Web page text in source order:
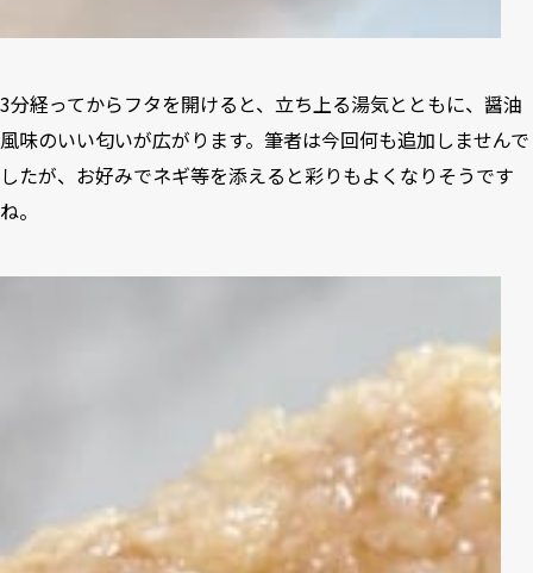
3分経ってからフタを開けると、立ち上る湯気とともに、醤油
風味のいい匂いが広がります。筆者は今回何も追加しませんで
したが、お好みでネギ等を添えると彩りもよくなりそうです
ね。